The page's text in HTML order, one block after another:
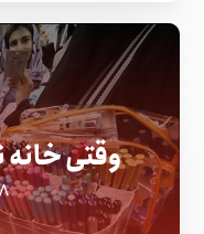
وقتی
۸